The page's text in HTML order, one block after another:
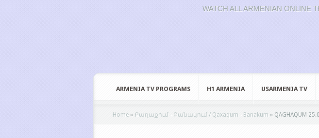
WATCH ALL ARMENIAN ONLINE
ARMENIA TV PROGRAMS H1 ARMENIA USARMENIA TV
Home » Քաղաքում - Բանակում / Qaxaqum - Banakum » QAGHAQUM